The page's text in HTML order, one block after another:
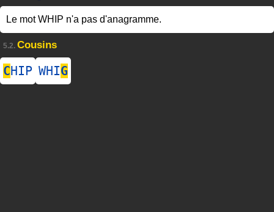
Le mot WHIP n'a pas d'anagramme.
5.2. Cousins
CHIP WHIG